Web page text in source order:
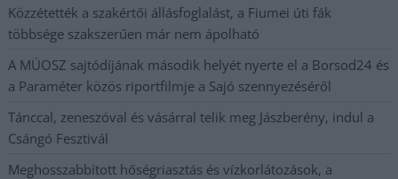
Közzétették a szakértői állásfoglalást, a Fiumei úti fák
többsége szakszerűen már nem ápolható
A MÚOSZ sajtódíjának második helyét nyerte el a Borsod24 és
a Paraméter közös riportfilmje a Sajó szennyezéséről
Tánccal, zeneszóval és vásárral telik meg Jászberény, indul a
Csángó Fesztivál
Meghosszabbított hőségriasztás és vízkorlátozások, a